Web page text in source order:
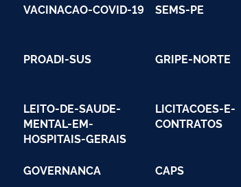
VACINACAO-COVID-19 SEMS-PE
PROADI-SUS GRIPE-NORTE
LEITO-DE-SAUDE-
MENTAL-EM-
HOSPITAIS-GERAIS
LICITACOES-E-
CONTRATOS
GOVERNANCA CAPS